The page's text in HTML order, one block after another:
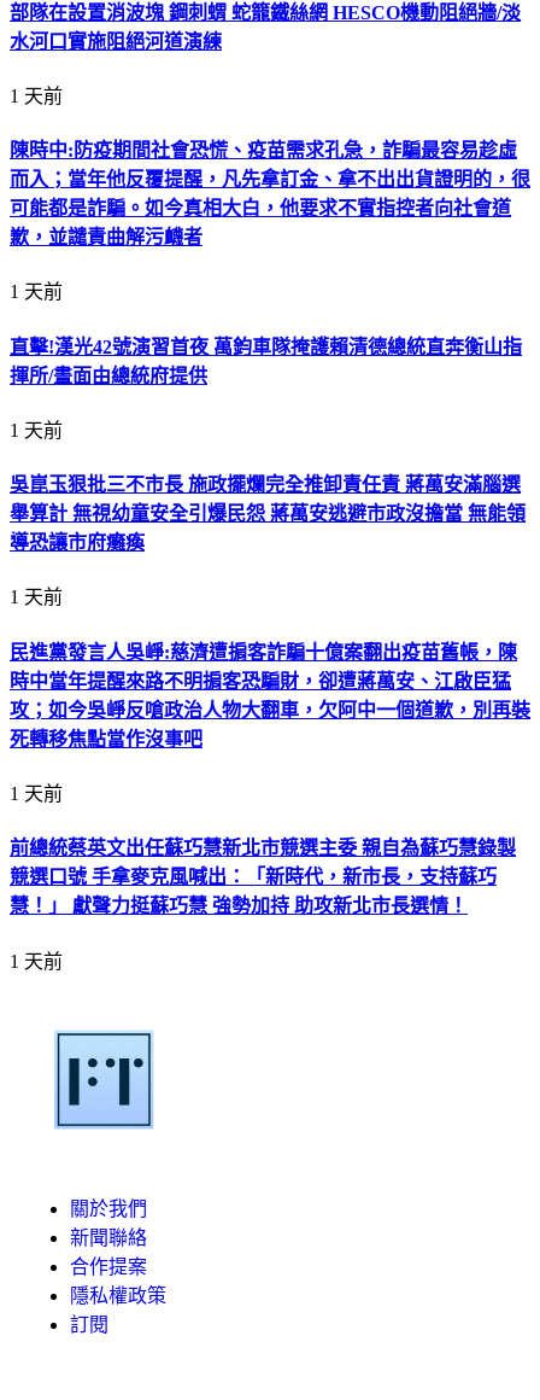
部隊在設置消波塊 鋼刺蝟 蛇籠鐵絲網 HESCO機動阻絕牆/淡
水河口實施阻絕河道演練
1 天前
陳時中:防疫期間社會恐慌、疫苗需求孔急，詐騙最容易趁虛
而入；當年他反覆提醒，凡先拿訂金、拿不出出貨證明的，很
可能都是詐騙。如今真相大白，他要求不實指控者向社會道
歉，並譴責曲解污衊者
1 天前
直擊!漢光42號演習首夜 萬鈞車隊掩護賴清德總統直奔衡山指
揮所/畫面由總統府提供
1 天前
吳崑玉狠批三不市長 施政擺爛完全推卸責任責 蔣萬安滿腦選
舉算計 無視幼童安全引爆民怨 蔣萬安逃避市政沒擔當 無能領
導恐讓市府癱瘓
1 天前
民進黨發言人吳崢:慈濟遭掮客詐騙十億案翻出疫苗舊帳，陳
時中當年提醒來路不明掮客恐騙財，卻遭蔣萬安、江啟臣猛
攻；如今吳崢反嗆政治人物大翻車，欠阿中一個道歉，別再裝
死轉移焦點當作沒事吧
1 天前
前總統蔡英文出任蘇巧慧新北市競選主委 親自為蘇巧慧錄製
競選口號 手拿麥克風喊出：「新時代，新市長，支持蘇巧
慧！」 獻聲力挺蘇巧慧 強勢加持 助攻新北市長選情！
1 天前
關於我們
新聞聯絡
合作提案
隱私權政策
訂閱